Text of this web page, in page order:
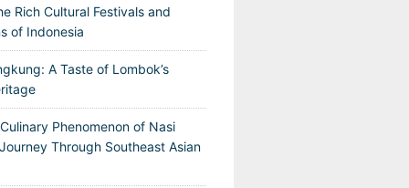
Rich Cultural Festivals and
of Indonesia
A Taste of Lombok’s
Phenomenon of Nasi
Through Southeast Asian